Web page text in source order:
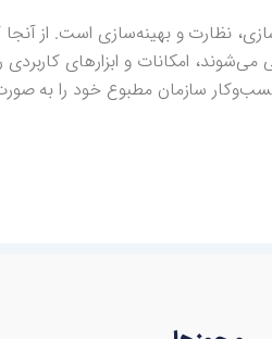
نظارت و بهینه‌سازی است. از
امکانات و ابزارهای کاربردی
سازمان مطبوع خود را به